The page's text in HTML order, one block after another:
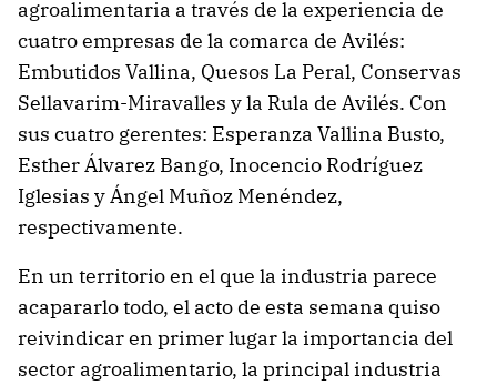
agroalimentaria a través de la experiencia de
cuatro empresas de la comarca de Avilés:
Embutidos Vallina, Quesos La Peral, Conservas
Sellavarim-Miravalles y la Rula de Avilés. Con
sus cuatro gerentes: Esperanza Vallina Busto,
Esther Álvarez Bango, Inocencio Rodríguez
Iglesias y Ángel Muñoz Menéndez,
respectivamente.
En un territorio en el que la industria parece
acapararlo todo, el acto de esta semana quiso
reivindicar en primer lugar la importancia del
sector agroalimentario, la principal industria